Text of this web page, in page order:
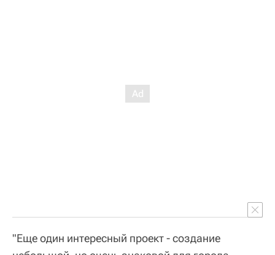
"Еще один интересный проект - создание